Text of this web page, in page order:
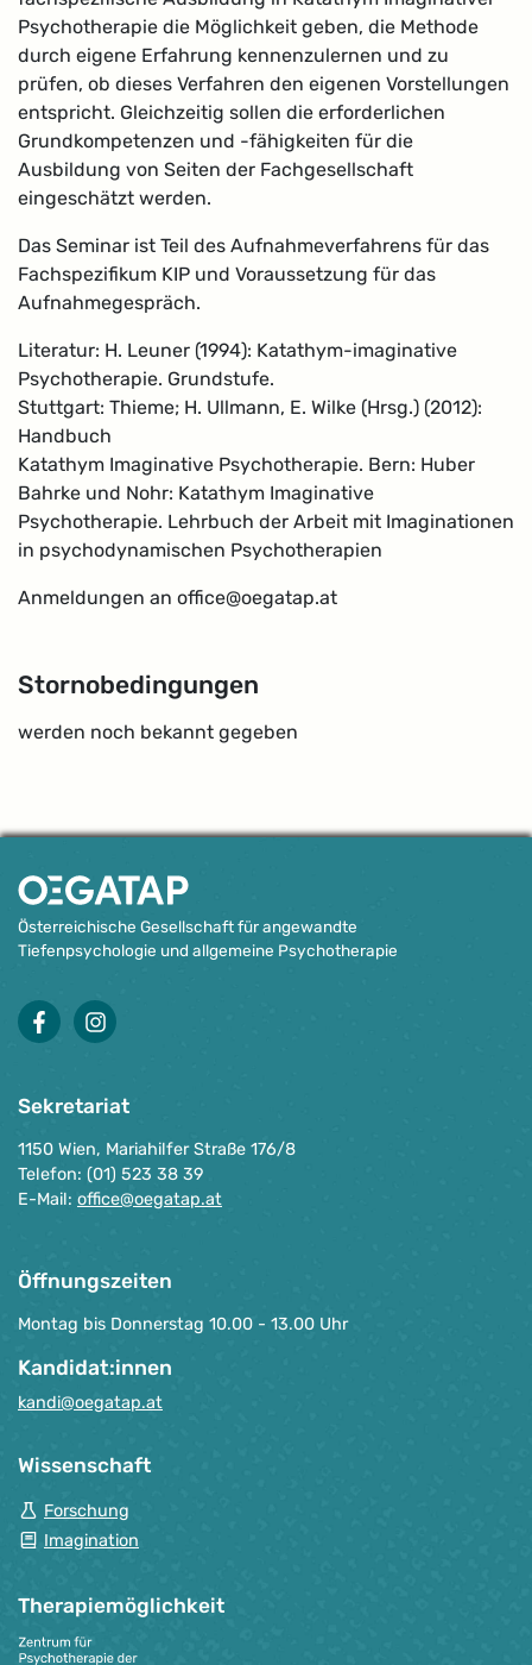
Psychotherapie die Möglichkeit geben, die Methode
durch eigene Erfahrung kennenzulernen und zu
prüfen, ob dieses Verfahren den eigenen Vorstellungen
entspricht. Gleichzeitig sollen die erforderlichen
Grundkompetenzen und -fähigkeiten für die
Ausbildung von Seiten der Fachgesellschaft
eingeschätzt werden.
Das Seminar ist Teil des Aufnahmeverfahrens für das
Fachspezifikum KIP und Voraussetzung für das
Aufnahmegespräch.
Literatur: H. Leuner (1994): Katathym-imaginative
Psychotherapie. Grundstufe.
Stuttgart: Thieme; H. Ullmann, E. Wilke (Hrsg.) (2012):
Handbuch
Katathym Imaginative Psychotherapie. Bern: Huber
Bahrke und Nohr: Katathym Imaginative
Psychotherapie. Lehrbuch der Arbeit mit Imaginationen
in psychodynamischen Psychotherapien
Anmeldungen an office@oegatap.at
Stornobedingungen
werden noch bekannt gegeben
Österreichische Gesellschaft für angewandte
Tiefenpsychologie und allgemeine Psychotherapie
facebookinstagram
Sekretariat
1150 Wien, Mariahilfer Straße 176/8
Telefon: (01) 523 38 39
E-Mail: office@oegatap.at
Öffnungszeiten
Montag bis Donnerstag 10.00 - 13.00 Uhr
Kandidat:innen
kandi@oegatap.at
Wissenschaft
Forschung
Imagination
Therapie­möglichkeit